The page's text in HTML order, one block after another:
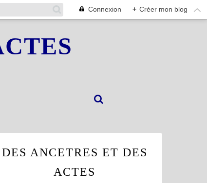
Connexion + Créer mon blog
DES ANCETRES ET DES
ACTES